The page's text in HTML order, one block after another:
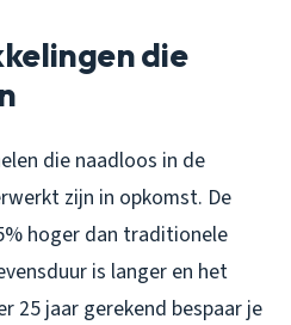
die
die naadloos in de
zijn in opkomst. De
hoger dan traditionele
is langer en het
25 jaar gerekend bespaar je